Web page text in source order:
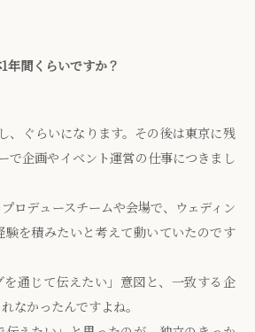
年間くらいですか？
、ぐらいになります。その後は東京に残
で企画やイベント運営の仕事につきまし
ロデュースチームや会場で、ウェディン
験を積みたいと考えて動いていたのです
を通じて伝えたい」意図と、一致する企
なかったんですよね。